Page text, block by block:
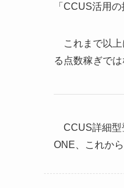
「CCUS活用
これまで以上
る点数稼ぎで
CCUS詳細型
ONE、これか